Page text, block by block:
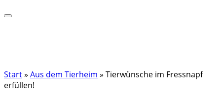
Start» Aus dem Tierheim » Tierwünsche im Fressnapf
erfüllen!